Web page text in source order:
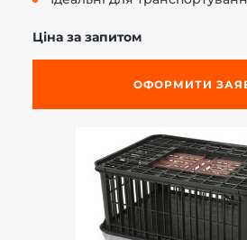
Ціна за запитом
ОФОРМИТИ